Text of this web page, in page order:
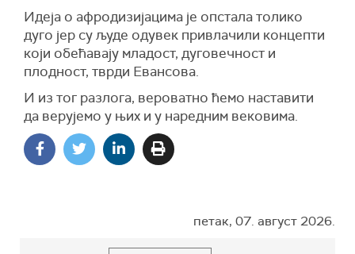
Идеја о афродизијацима је опстала толико
дуго јер су људе одувек привлачили концепти
који обећавају младост, дуговечност и
плодност, тврди Евансова.
И из тог разлога, вероватно ћемо наставити
да верујемо у њих и у наредним вековима.
петак, 07. август 2026.